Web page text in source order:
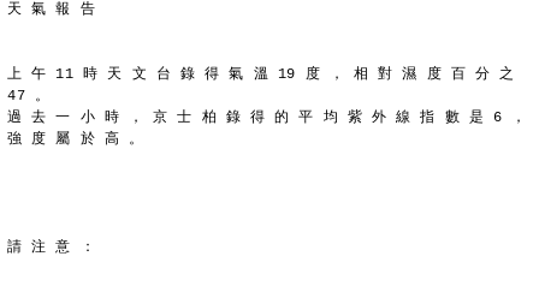
天 氣 報 告
上 午 11 時 天 文 台 錄 得 氣 溫 19 度 ， 相 對 濕 度 百 分 之
47 。
過 去 一 小 時 ， 京 士 柏 錄 得 的 平 均 紫 外 線 指 數 是 6 ，
強 度 屬 於 高 。
請 注 意 ：